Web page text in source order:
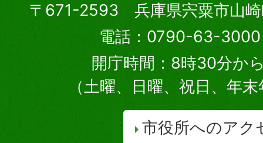
〒671-2593 兵庫県宍粟市山崎
電話：0790-63-3000
開庁時間：8時30分か
（土曜、日曜、祝日、年
市役所へのアク